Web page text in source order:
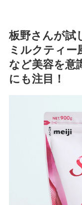
板野さんが試
ミルクティ
など美容を意
にも注目！